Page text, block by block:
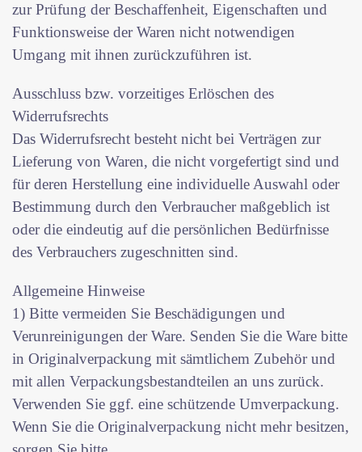
zur Prüfung der Beschaffenheit, Eigenschaften und
Funktionsweise der Waren nicht notwendigen
Umgang mit ihnen zurückzuführen ist.
Ausschluss bzw. vorzeitiges Erlöschen des
Widerrufsrechts
Das Widerrufsrecht besteht nicht bei Verträgen zur
Lieferung von Waren, die nicht vorgefertigt sind und
für deren Herstellung eine individuelle Auswahl oder
Bestimmung durch den Verbraucher maßgeblich ist
oder die eindeutig auf die persönlichen Bedürfnisse
des Verbrauchers zugeschnitten sind.
Allgemeine Hinweise
1) Bitte vermeiden Sie Beschädigungen und
Verunreinigungen der Ware. Senden Sie die Ware bitte
in Originalverpackung mit sämtlichem Zubehör und
mit allen Verpackungsbestandteilen an uns zurück.
Verwenden Sie ggf. eine schützende Umverpackung.
Wenn Sie die Originalverpackung nicht mehr besitzen,